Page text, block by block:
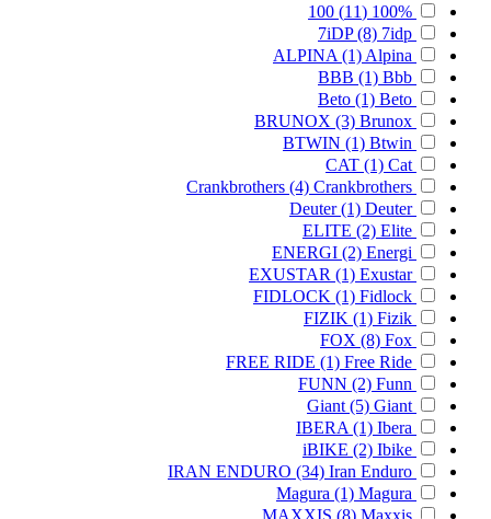
100%
(11)
100
7iDP (8) 7idp
ALPINA (1) Alpina
BBB (1) Bbb
Beto (1) Beto
BRUNOX (3) Brunox
BTWIN (1) Btwin
CAT (1) Cat
Crankbrothers (4) Crankbrothers
Deuter (1) Deuter
ELITE (2) Elite
ENERGI (2) Energi
EXUSTAR (1) Exustar
FIDLOCK (1) Fidlock
FIZIK (1) Fizik
FOX (8) Fox
FREE RIDE (1) Free Ride
FUNN (2) Funn
Giant (5) Giant
IBERA (1) Ibera
iBIKE (2) Ibike
IRAN ENDURO (34) Iran Enduro
Magura (1) Magura
MAXXIS (8) Maxxis